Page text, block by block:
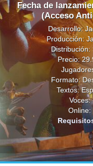
Fecha de
(Acceso
Desarrollo:
Producción:
Distribución:
Precio:
Formato:
Textos:
Voces:
Online: